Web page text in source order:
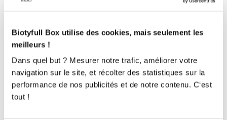
Biotyfull Box utilise des cookies, mais seulement les
meilleurs !
Dans quel but ? Mesurer notre trafic, améliorer votre
navigation sur le site, et récolter des statistiques sur la
performance de nos publicités et de notre contenu. C‘est
tout !
is ........ .....6@.ma.. .com